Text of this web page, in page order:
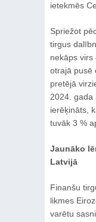
ietekmēs
Spriežot
tirgus
nekāps virs
otrajā pusē
pretējā
2024. gada
ierēķināts,
tuvāk 3 %
Jaunāko
Latvijā
Finanšu
likmes
varētu